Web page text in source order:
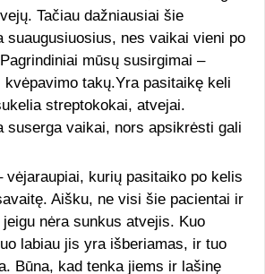
Tačiau dažniausiai šie
suaugusiuosius, nes vaikai vieni po
mūsų susirgimai –
takų.Yra pasitaikę keli
streptokokai, atvejai.
suserga vaikai, nors apsikrėsti gali
vėjaraupiai, kurių pasitaiko po kelis
Aišku, ne visi šie pacientai ir
nėra sunkus atvejis. Kuo
labiau jis yra išberiamas, ir tuo
Būna, kad tenka jiems ir lašinę